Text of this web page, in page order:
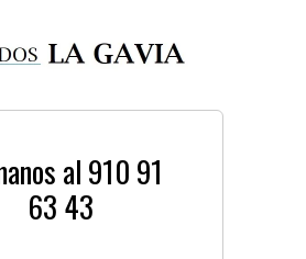
al 910 91
63 43